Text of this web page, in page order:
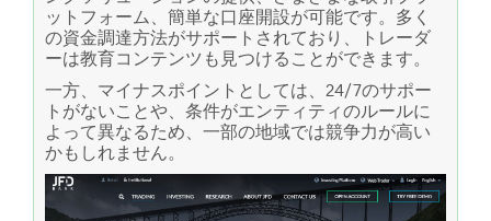
ットフォーム、簡単な口座開設が可能です。多く
の資金調達方法がサポートされており、トレーダ
ーは教育コンテンツも見つけることができます。
一方、マイナスポイントとしては、24/7のサポー
トがないことや、条件がエンティティのルールに
よって異なるため、一部の地域では競争力が高い
かもしれません。